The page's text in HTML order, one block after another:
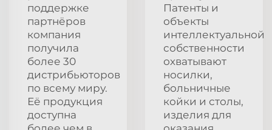
поддержке
партнёров
компания
получила
более 30
дистрибьюторов
по всему миру.
Её продукция
доступна
Патенты и
объекты
интеллектуальной
собственности
охватывают
носилки,
больничные
койки и столы,
изделия для